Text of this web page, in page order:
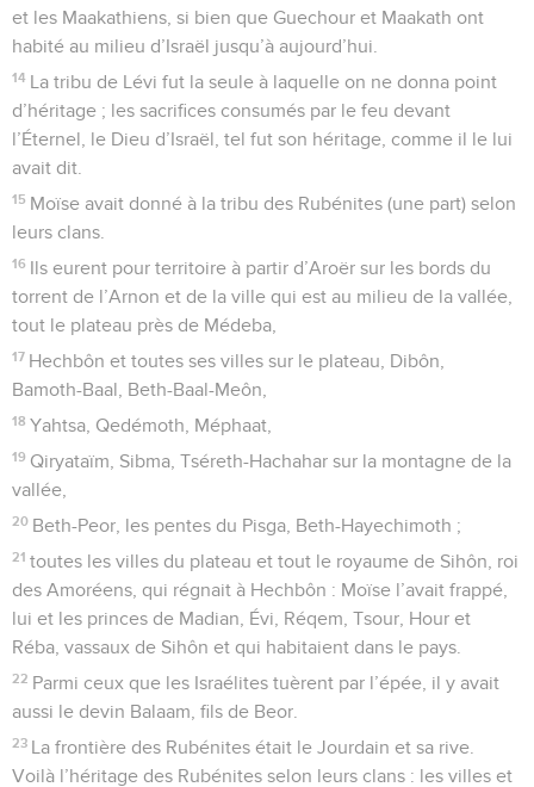
et les Maakathiens, si bien que Guechour et Maakath ont
habité au milieu d’Israël jusqu’à aujourd’hui.
14 La tribu de Lévi fut la seule à laquelle on ne donna point
d’héritage ; les sacrifices consumés par le feu devant
l’Éternel, le Dieu d’Israël, tel fut son héritage, comme il le lui
avait dit.
15 Moïse avait donné à la tribu des Rubénites (une part) selon
leurs clans.
16 Ils eurent pour territoire à partir d’Aroër sur les bords du
torrent de l’Arnon et de la ville qui est au milieu de la vallée,
tout le plateau près de Médeba,
17 Hechbôn et toutes ses villes sur le plateau, Dibôn,
Bamoth-Baal, Beth-Baal-Meôn,
18 Yahtsa, Qedémoth, Méphaat,
19 Qiryataïm, Sibma, Tséreth-Hachahar sur la montagne de la
vallée,
20 Beth-Peor, les pentes du Pisga, Beth-Hayechimoth ;
21 toutes les villes du plateau et tout le royaume de Sihôn, roi
des Amoréens, qui régnait à Hechbôn : Moïse l’avait frappé,
lui et les princes de Madian, Évi, Réqem, Tsour, Hour et
Réba, vassaux de Sihôn et qui habitaient dans le pays.
22 Parmi ceux que les Israélites tuèrent par l’épée, il y avait
aussi le devin Balaam, fils de Beor.
23 La frontière des Rubénites était le Jourdain et sa rive.
Voilà l’héritage des Rubénites selon leurs clans : les villes et